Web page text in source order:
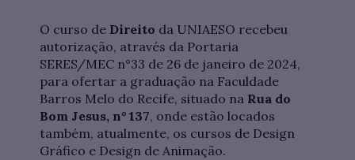
O curso de Direito da UNIAESO recebeu
autorização, através da Portaria
SERES/MEC n°33 de 26 de janeiro de 2024,
para ofertar a graduação na Faculdade
Barros Melo do Recife, situado na Rua do
Bom Jesus, n° 137, onde estão locados
também, atualmente, os cursos de Design
Gráfico e Design de Animação.